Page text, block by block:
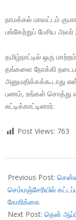
நாமக்கல் மாவட்டம்
பங்கேற்றுப் பேசிய அவர்
தமிழ்நாட்டில் ஒரு
தங்களை நோக்கி
அனுமதிக்கக்கூடாது
பணம், உங்கள் சொத்து
சுட்டிக்காட்டினார்.
Post Views: 763
10-
15
Previous Post:
செம்மஞ்சேரியில்
கோரிக்கை
Next Post: தென்